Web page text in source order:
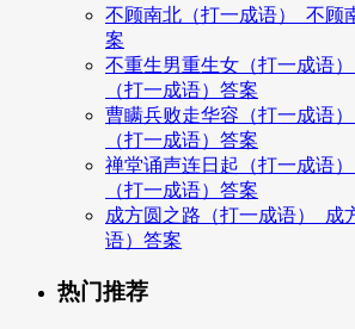
不顾南北（打一成语）_不顾
案
不重生男重生女（打一成语
（打一成语）答案
曹瞒兵败走华容（打一成语
（打一成语）答案
禅堂诵声连日起（打一成语
（打一成语）答案
成方圆之路（打一成语）_成
语）答案
热门推荐